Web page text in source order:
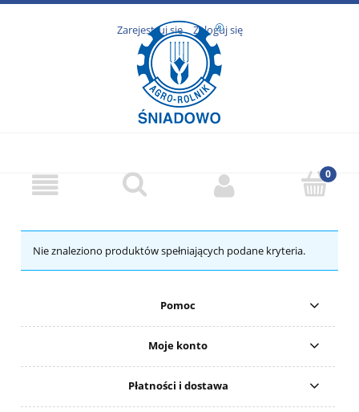
Zarejestruj się Zaloguj się
Nie znaleziono produktów spełniających podane kryteria.
Pomoc
Moje konto
Płatności i dostawa